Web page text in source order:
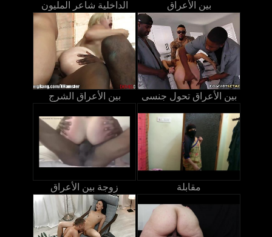
الداخلية شاعر المليون بين الأعراق
بين الأعراق الشرج بين الأعراق تحول جنسى
زوجة بين الأعراق مقابلة